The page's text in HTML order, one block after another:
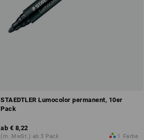
STAEDTLER Lumocolor permanent, 10er
Pack
ab € 8,22
(m. MwSt.) ab 3 Pack 1 Farbe